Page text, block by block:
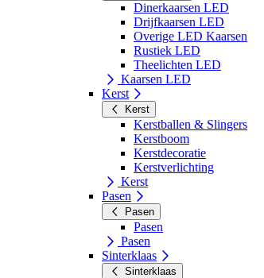
Dinerkaarsen LED
Drijfkaarsen LED
Overige LED Kaarsen
Rustiek LED
Theelichten LED
Kaarsen LED
Kerst
Kerst
Kerstballen & Slingers
Kerstboom
Kerstdecoratie
Kerstverlichting
Kerst
Pasen
Pasen
Pasen
Pasen
Sinterklaas
Sinterklaas